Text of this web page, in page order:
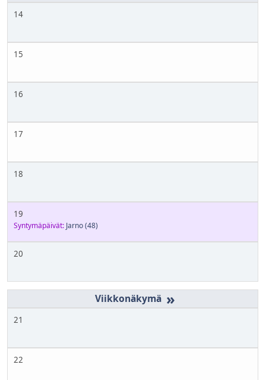
14
15
16
17
18
19
Syntymäpäivät: Jarno(48)
20
»
21
22